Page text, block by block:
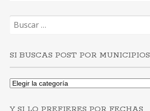
Buscar:
SI BUSCAS POST POR MUNICIPIOS
Si
buscas